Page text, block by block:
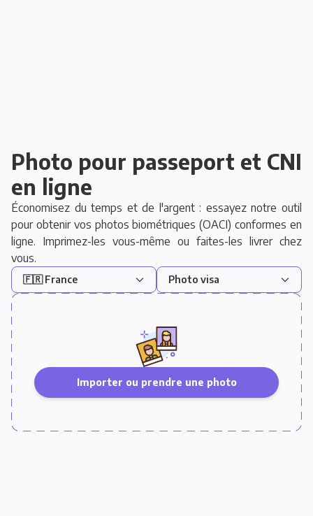
Photo pour passeport et CNI
en ligne
Économisez du temps et de l'argent : essayez notre outil
pour obtenir vos photos biométriques (OACI) conformes en
ligne. Imprimez-les vous-même ou faites-les livrer chez
vous.
Importer ou prendre une photo